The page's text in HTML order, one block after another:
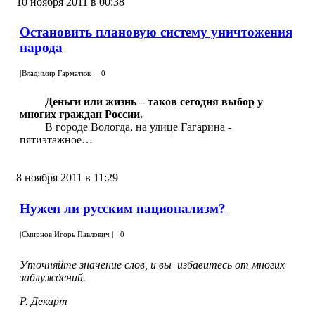
Остановить плановую систему уничтожения
народа
|Владимир Гарматюк | | 0
Деньги или жизнь – таков сегодня выбор у
многих граждан России.
В городе Вологда, на улице Гагарина -
пятиэтажное…
8 ноября 2011 в 11:29
Нужен ли русским национализм?
|Смирнов Игорь Павлович | | 0
Уточняйте значение слов, и вы избавитесь от многих
заблуждений.
Р. Декарт